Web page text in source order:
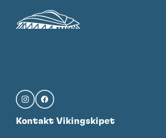
Kontakt Vikingskipet